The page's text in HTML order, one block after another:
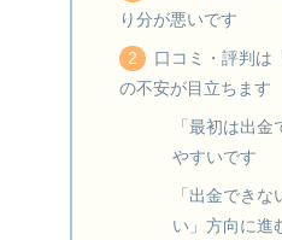
り分が悪いです
口コミ・評判は
の不安が目立ちます
「最初は出
やすいです
「出金でき
い」方向に進